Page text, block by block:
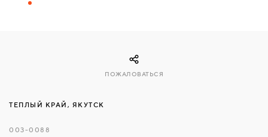
ТЕПЛЫЙ КРАЙ, ЯКУТСК
003-0088
ПОЖАЛОВАТЬСЯ